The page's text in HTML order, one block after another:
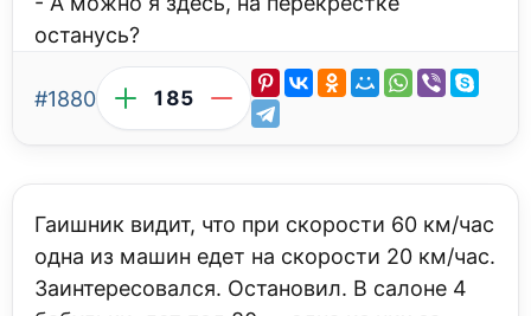
останусь?
#1880 185
Гаишник видит, что при скорости 60 км/час
одна из машин едет на скорости 20 км/час.
Заинтересовался. Остановил. В салоне 4